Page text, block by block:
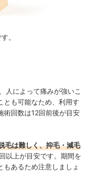
。
人によって痛みが強いこ
とも可能なため、利用す
術回数は12回前後が目安
毛は難しく、抑毛・減毛
以上が目安です。期間を
あるため注意しましょ